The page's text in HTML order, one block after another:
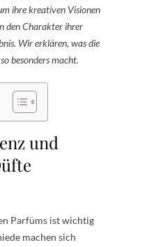
ihre kreativen Visionen
den Charakter ihrer
Wir erklären, was die
besonders macht.
und
Parfüms ist wichtig
machen sich